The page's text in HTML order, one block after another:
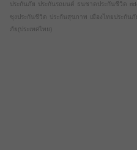
ประกันภัย ประกันรถยนต์ ธนชาตประกันชีวิต
ซุงประกันชีวิต ประกันสุขภาพ เมืองไทยประกันภั
ภัย(ประเทศไทย)